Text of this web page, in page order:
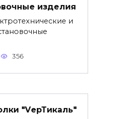
изделия
и
356
"VерТикаль"